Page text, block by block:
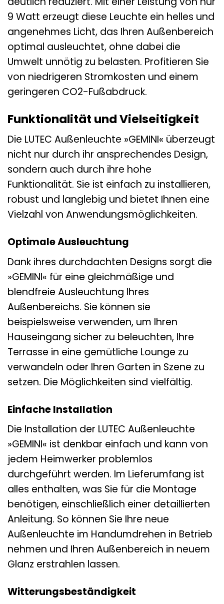
9 Watt erzeugt diese Leuchte ein helles und
angenehmes Licht, das Ihren Außenbereich
optimal ausleuchtet, ohne dabei die
Umwelt unnötig zu belasten. Profitieren Sie
von niedrigeren Stromkosten und einem
geringeren CO2-Fußabdruck.
Funktionalität und Vielseitigkeit
Die LUTEC Außenleuchte »GEMINI« überzeugt
nicht nur durch ihr ansprechendes Design,
sondern auch durch ihre hohe
Funktionalität. Sie ist einfach zu installieren,
robust und langlebig und bietet Ihnen eine
Vielzahl von Anwendungsmöglichkeiten.
Optimale Ausleuchtung
Dank ihres durchdachten Designs sorgt die
»GEMINI« für eine gleichmäßige und
blendfreie Ausleuchtung Ihres
Außenbereichs. Sie können sie
beispielsweise verwenden, um Ihren
Hauseingang sicher zu beleuchten, Ihre
Terrasse in eine gemütliche Lounge zu
verwandeln oder Ihren Garten in Szene zu
setzen. Die Möglichkeiten sind vielfältig.
Einfache Installation
Die Installation der LUTEC Außenleuchte
»GEMINI« ist denkbar einfach und kann von
jedem Heimwerker problemlos
durchgeführt werden. Im Lieferumfang ist
alles enthalten, was Sie für die Montage
benötigen, einschließlich einer detaillierten
Anleitung. So können Sie Ihre neue
Außenleuchte im Handumdrehen in Betrieb
nehmen und Ihren Außenbereich in neuem
Glanz erstrahlen lassen.
Witterungsbeständigkeit